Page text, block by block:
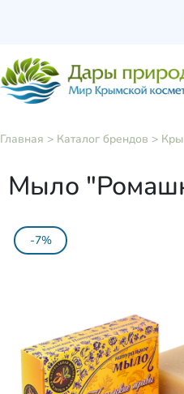
Главная > Каталог брендов >
Мыло
-7%